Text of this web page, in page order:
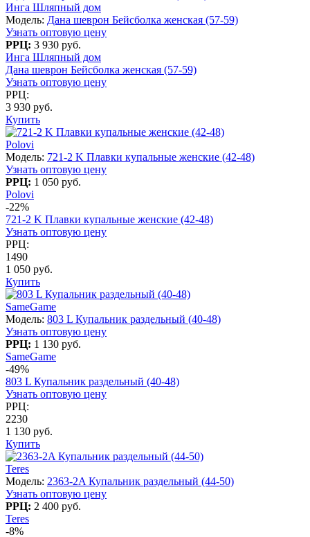
Инга Шляпный дом
Модель: Дана шеврон Бейсболка женская (57-59)
Узнать оптовую цену
РРЦ: 3 930 руб.
Инга Шляпный дом
Дана шеврон Бейсболка женская (57-59)
Узнать оптовую цену
РРЦ:
3 930 руб.
Купить
Polovi
Модель: 721-2 K Плавки купальные женские (42-48)
Узнать оптовую цену
РРЦ: 1 050 руб.
Polovi
-22%
721-2 K Плавки купальные женские (42-48)
Узнать оптовую цену
РРЦ:
1490
1 050 руб.
Купить
SameGame
Модель: 803 L Купальник раздельный (40-48)
Узнать оптовую цену
РРЦ: 1 130 руб.
SameGame
-49%
803 L Купальник раздельный (40-48)
Узнать оптовую цену
РРЦ:
2230
1 130 руб.
Купить
Teres
Модель: 2363-2A Купальник раздельный (44-50)
Узнать оптовую цену
РРЦ: 2 400 руб.
Teres
-8%